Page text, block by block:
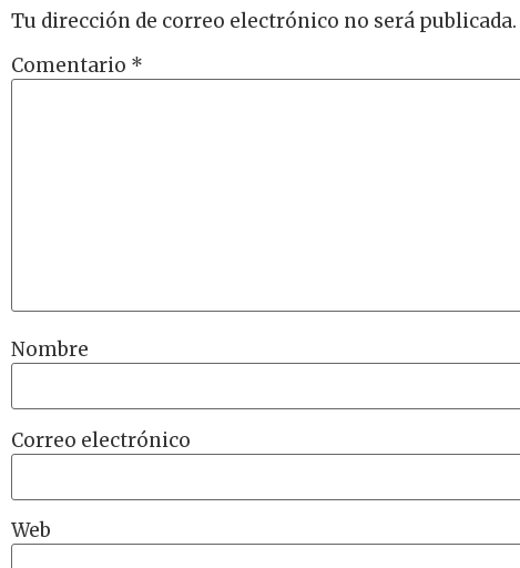
Tu dirección de correo electrónico no será publicada.
Comentario *
Nombre
Correo electrónico
Web